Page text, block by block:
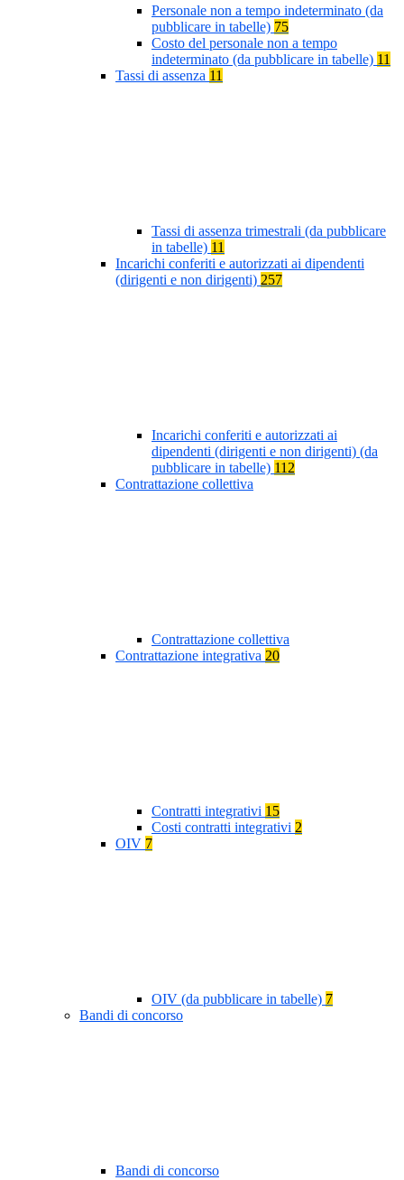
Personale non a tempo indeterminato (da
pubblicare in tabelle) 75
Costo del personale non a tempo
indeterminato (da pubblicare in tabelle) 11
Tassi di assenza 11
Tassi di assenza trimestrali (da pubblicare
in tabelle) 11
Incarichi conferiti e autorizzati ai dipendenti
(dirigenti e non dirigenti) 257
Incarichi conferiti e autorizzati ai
dipendenti (dirigenti e non dirigenti) (da
pubblicare in tabelle) 112
Contrattazione collettiva
Contrattazione collettiva
Contrattazione integrativa 20
Contratti integrativi 15
Costi contratti integrativi 2
OIV 7
OIV (da pubblicare in tabelle) 7
Bandi di concorso
Bandi di concorso